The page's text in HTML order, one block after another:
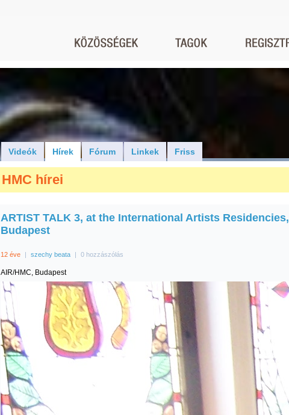
Videók Hírek Fórum Linkek Friss
HMC hírei
ARTIST TALK 3, at the International Artists Residencies,
Budapest
12 éve | szechy beata | 0 hozzászólás
AIR/HMC, Budapest